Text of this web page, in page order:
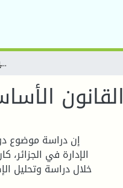
القانون الأساسي للوظيفة العمومية آلية لإصلاح الإدارة في الجزائر
القانون
إن دراسة موضوع
الإدارة في الجزائر،
خلال دراسة وتحليل